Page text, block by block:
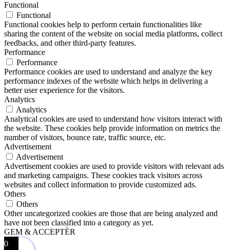
Functional
Functional
Functional cookies help to perform certain functionalities like
sharing the content of the website on social media platforms, collect
feedbacks, and other third-party features.
Performance
Performance
Performance cookies are used to understand and analyze the key
performance indexes of the website which helps in delivering a
better user experience for the visitors.
Analytics
Analytics
Analytical cookies are used to understand how visitors interact with
the website. These cookies help provide information on metrics the
number of visitors, bounce rate, traffic source, etc.
Advertisement
Advertisement
Advertisement cookies are used to provide visitors with relevant ads
and marketing campaigns. These cookies track visitors across
websites and collect information to provide customized ads.
Others
Others
Other uncategorized cookies are those that are being analyzed and
have not been classified into a category as yet.
GEM & ACCEPTÈR
0